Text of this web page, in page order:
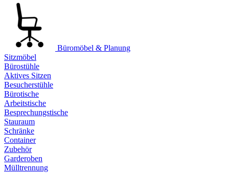
Büromöbel & Planung
Sitzmöbel
Bürostühle
Aktives Sitzen
Besucherstühle
Bürotische
Arbeitstische
Besprechungstische
Stauraum
Schränke
Container
Zubehör
Garderoben
Mülltrennung